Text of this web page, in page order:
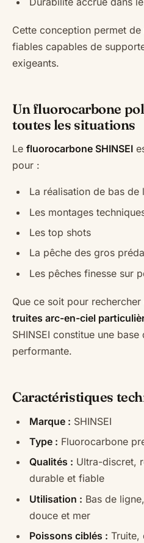
Cette conception permet
fiables capables de
exigeants.
Un fluorocarbone
toutes les situations
Le fluorocarbone SHINSEI
pour :
La réalisation de bas de
Les montages
Les top shots
La pêche des gros
Les pêches finesse sur
Que ce soit pour rechercher
truites arc-en-ciel
SHINSEI constitue une
performante.
Caractéristiques
Marque : SHINSEI
Type : Fluorocarbone
Qualités : Ultra-discret,
durable et fiable
Utilisation : Bas de
douce et mer
Poissons ciblés : Truite,